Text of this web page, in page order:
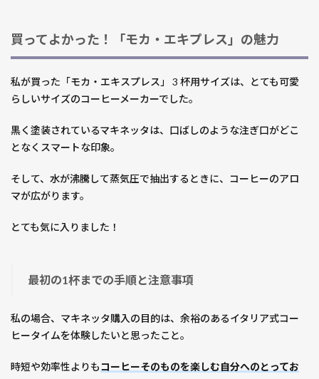
買ってよかった！「モカ・エキプレス」の魅力
私が買った「モカ・エキスプレス」 3 杯用サイズは、とても可愛
らしいサイズのコーヒーメーカーでした。
黒く塗装されているマキネッタは、口ばしのような注ぎ口がどこ
となくスマートな印象。
そして、水が沸騰して蒸気圧で抽出するときに、コーヒーのアロ
マが広がります。
とても気に入りました！
最初の1杯までの手順と注意事項
私の場合、マキネッタ購入の目的は、余裕のあるイタリア式コー
ヒータイムを体験したいと思ったこと。
時短や効率性よりもコーヒーそのものを楽しむ自分へのとってお